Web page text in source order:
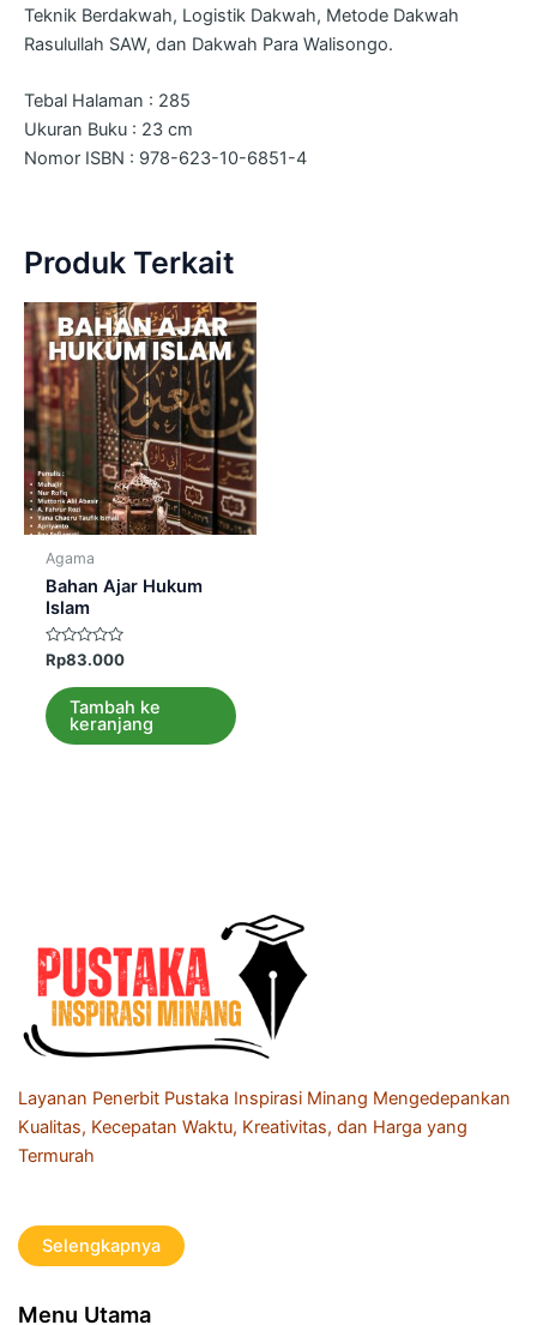
Teknik Berdakwah, Logistik Dakwah, Metode Dakwah
Rasulullah SAW, dan Dakwah Para Walisongo.
Tebal Halaman : 285
Ukuran Buku : 23 cm
Nomor ISBN : 978-623-10-6851-4
Produk Terkait
Agama
Bahan Ajar Hukum
Islam
Dinilai
dari
5
Rp83.000
Tambah ke
keranjang
Layanan Penerbit Pustaka Inspirasi Minang Mengedepankan
Kualitas, Kecepatan Waktu, Kreativitas, dan Harga yang
Termurah
Selengkapnya
Menu Utama